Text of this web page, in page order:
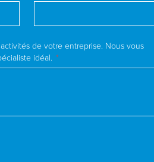
de votre entreprise. Nous vous
idéal.